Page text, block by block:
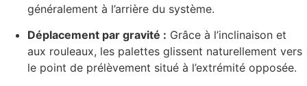
généralement à l’arrière du système.
Déplacement par gravité : Grâce à l’inclinaison et
aux rouleaux, les palettes glissent naturellement vers
le point de prélèvement situé à l’extrémité opposée.